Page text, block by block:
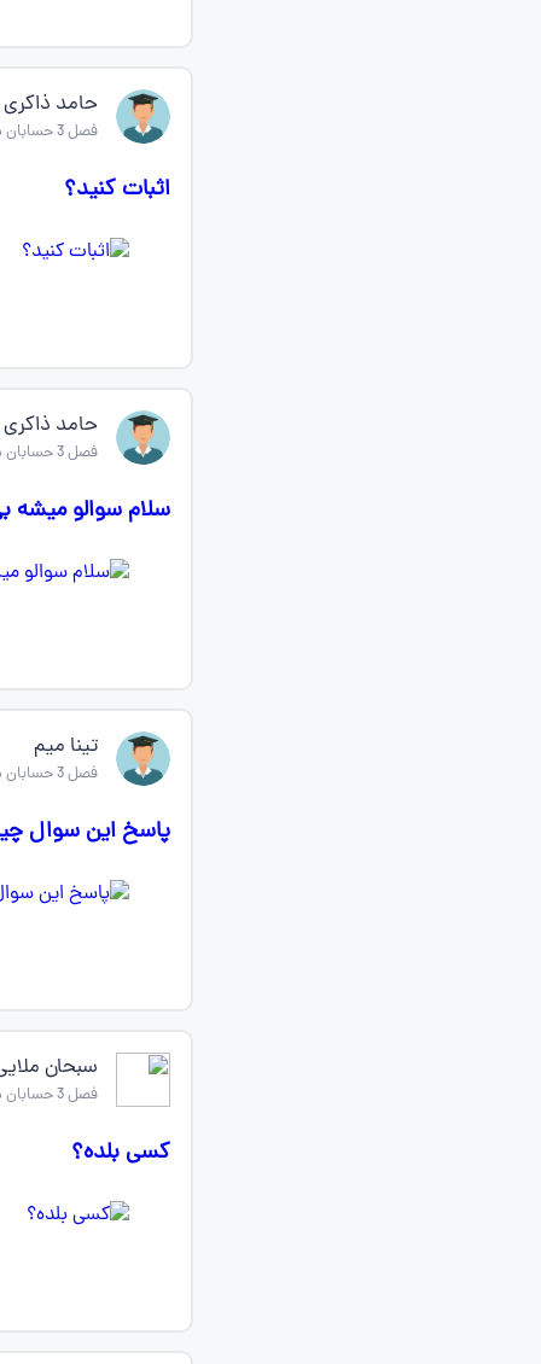
حامد ذاکری
فصل 3 حسابان دوازدهم
اثبات کنید؟
حامد ذاکری
فصل 3 حسابان دوازدهم
سلام سوالو
تینا میم
فصل 3 حسابان دوازدهم
پاسخ این سوال
سبحان
فصل 3 حسابان دوازدهم
کسی بلده؟